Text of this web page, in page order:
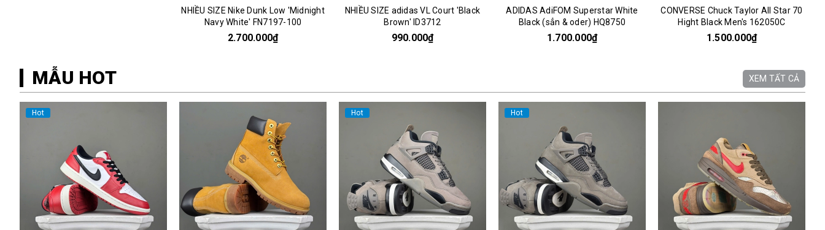
NHIỀU SIZE Nike Dunk Low 'Midnight
Navy White' FN7197-100
2.700.000₫
NHIỀU SIZE adidas VL Court 'Black
Brown' ID3712
990.000₫
ADIDAS AdiFOM Superstar White
Black (sẳn & oder) HQ8750
1.700.000₫
CONVERSE Chuck Taylor All Star 70
Hight Black Men's 162050C
1.500.000₫
MẪU HOT XEM TẤT CẢ
Hot